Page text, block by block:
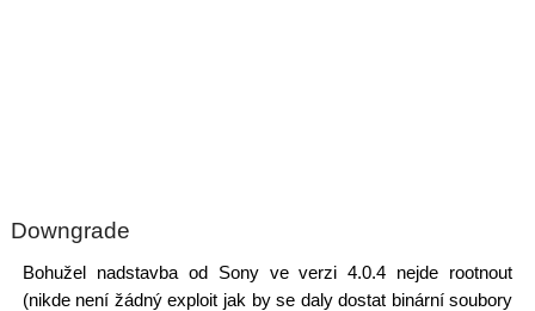
Downgrade
Bohužel nadstavba od Sony ve verzi 4.0.4 nejde rootnout
(nikde není žádný exploit jak by se daly dostat binární soubory